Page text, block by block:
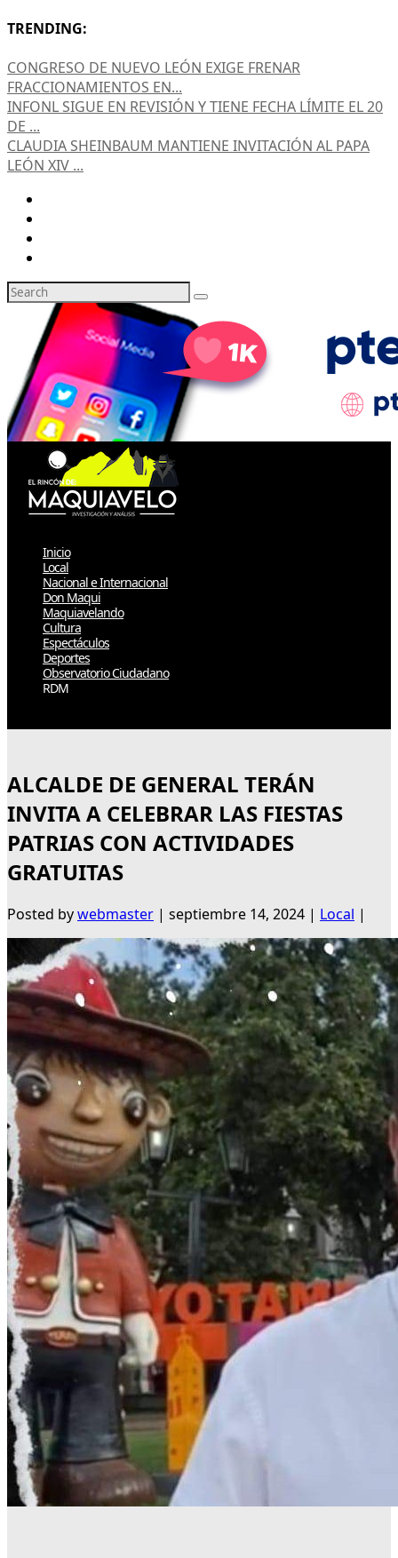
TRENDING:
CONGRESO DE NUEVO LEÓN EXIGE FRENAR
FRACCIONAMIENTOS EN...
INFONL SIGUE EN REVISIÓN Y TIENE FECHA LÍMITE EL 20
DE ...
CLAUDIA SHEINBAUM MANTIENE INVITACIÓN AL PAPA
LEÓN XIV ...
Inicio
Local
Nacional e Internacional
Don Maqui
Maquiavelando
Cultura
Espectáculos
Deportes
Observatorio Ciudadano
RDM
ALCALDE DE GENERAL TERÁN
INVITA A CELEBRAR LAS FIESTAS
PATRIAS CON ACTIVIDADES
GRATUITAS
Posted bywebmaster | septiembre 14, 2024 | Local |